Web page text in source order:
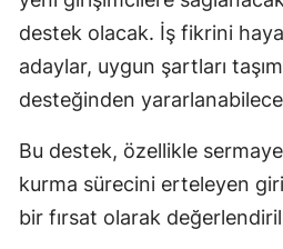
destek olacak. İş fikrini
adaylar, uygun şartları
desteğinden
Bu destek, özellikle
kurma sürecini erteleyen
bir fırsat olarak